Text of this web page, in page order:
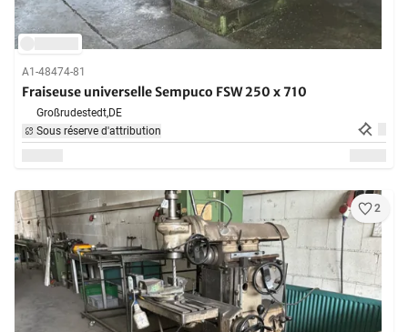
A1-48474-81
Fraiseuse universelle Sempuco FSW 250 x 710
Großrudestedt,DE
Sous réserve d'attribution
2